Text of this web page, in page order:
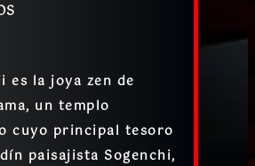
es lajoya zen de
, un templo
cuyo principal tesoro
paisajista Sogenchi,